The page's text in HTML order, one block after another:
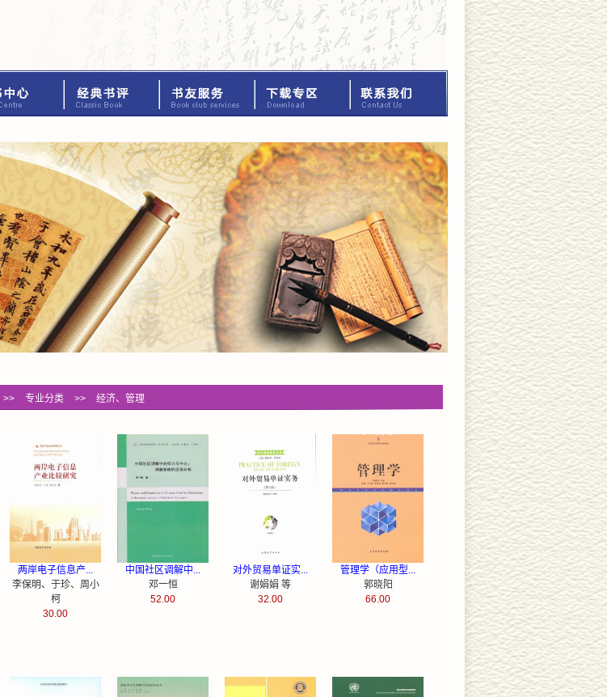
>> 专业分类 >> 经济、管理
两岸电子信息产...
李保明、于珍、周小
柯
30.00
中国社区调解中...
邓一恒
52.00
对外贸易单证实...
谢娟娟 等
32.00
管理学（应用型...
郭晓阳
66.00